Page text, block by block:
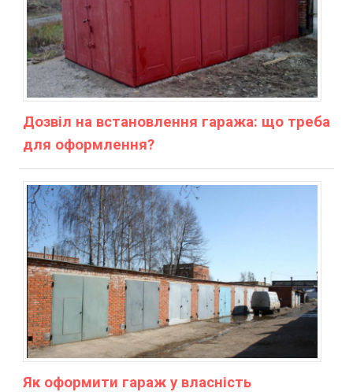
Дозвіл на встановлення гаража: що треба
для оформлення?
Як оформити гараж у власність